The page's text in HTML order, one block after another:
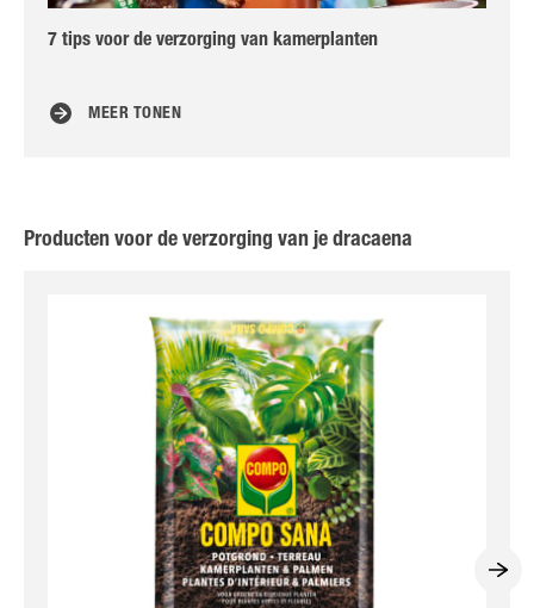
7 tips voor de verzorging van kamerplanten
MEER TONEN
Producten voor de verzorging van je dracaena